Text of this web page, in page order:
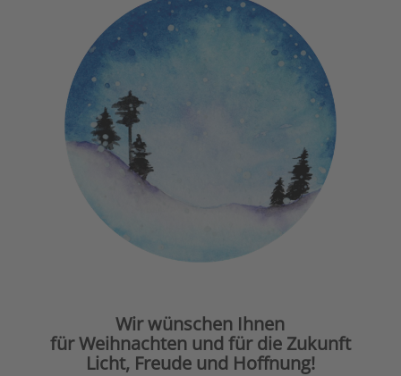
Wir wünschen Ihnen
für Weihnachten und für die Zukunft
Licht, Freude und Hoffnung!